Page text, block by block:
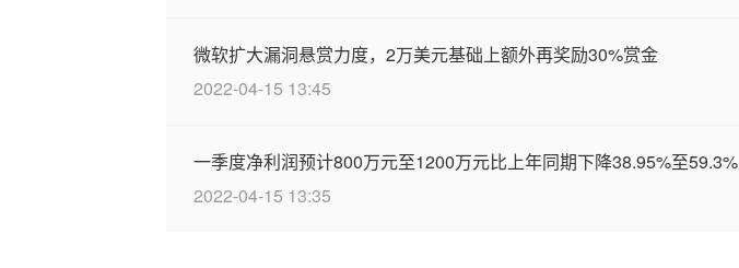
微软扩大漏洞悬赏力度，2万美元基础上额外再奖励30%赏金
2022-04-15 13:45
一季度净利润预计800万元至1200万元比上年同期下降38.95%至59.3%
2022-04-15 13:35